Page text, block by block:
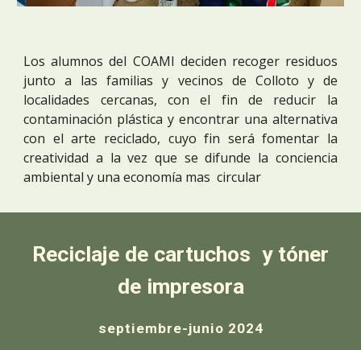
Los alumnos del COAMI deciden recoger residuos
junto a las familias y vecinos de Colloto y de
localidades cercanas, con el fin de reducir la
contaminación plástica y encontrar una alternativa
con el arte reciclado, cuyo fin será fomentar la
creatividad a la vez que se difunde la conciencia
ambiental y una economía mas circular
Reciclaje de cartuchos y tóner
de impresora
septiembre-junio 2024